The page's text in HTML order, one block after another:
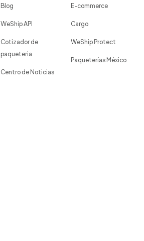
Blog
WeShip API
Cotizador de
paqueteria
Centro de Noticias
E-commerce
Cargo
WeShip Protect
Paqueterías México